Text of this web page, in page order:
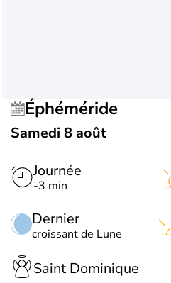
Éphéméride
Samedi 8 août
Journée
-3 min
Dernier
croissant de Lune
Saint Dominique